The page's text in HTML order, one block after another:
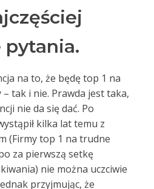
pytania.
na to, że będę top 1 na
tak i nie. Prawda jest taka,
nie da się dać. Po
kilka lat temu z
(Firmy top 1 na trudne
za pierwszą setkę
nie można uczciwie
przyjmując, że